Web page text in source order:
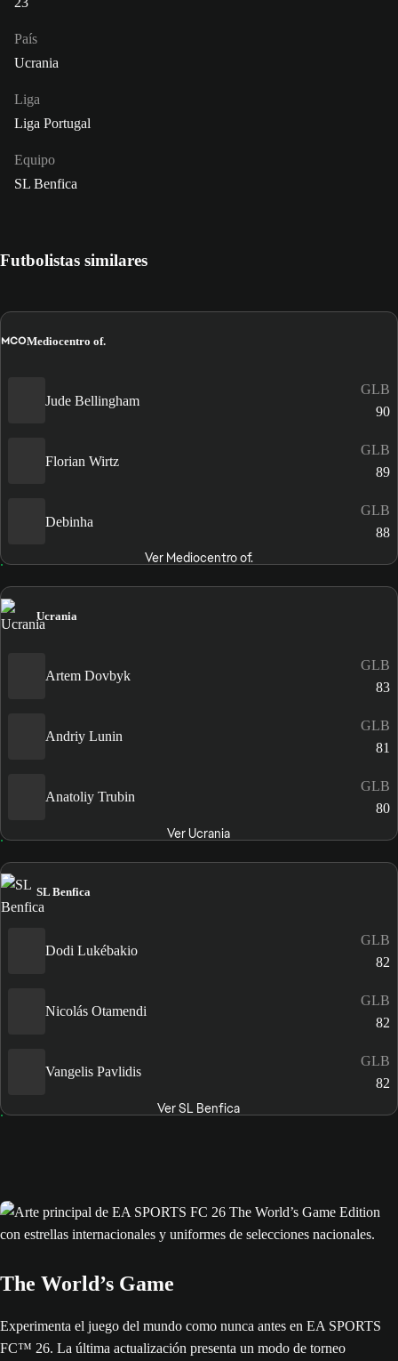
País
Ucrania
Liga
Liga Portugal
Equipo
SL Benfica
Futbolistas similares
MCOMediocentro of.
Jude Bellingham
GLB
90
Florian Wirtz
GLB
89
Debinha
GLB
88
Ver Mediocentro of.
Ucrania
Artem Dovbyk
GLB
83
Andriy Lunin
GLB
81
Anatoliy Trubin
GLB
80
Ver Ucrania
SL Benfica
Dodi Lukébakio
GLB
82
Nicolás Otamendi
GLB
82
Vangelis Pavlidis
GLB
82
Ver SL Benfica
The World’s Game
Experimenta el juego del mundo como nunca antes en EA SPORTS
FC™ 26. La última actualización presenta un modo de torneo